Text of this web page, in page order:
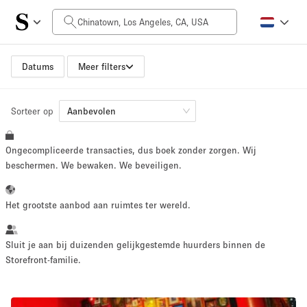
Datums Meer filters
Prijs per dag
$0
Grootte ruimte
100 sq ft 5000+ sq ft
~ 13 mensen
Sorteer op Aanbevolen
Ongecompliceerde transacties, dus boek zonder zorgen. Wij
beschermen. We bewaken. We beveiligen.
Het grootste aanbod aan ruimtes ter wereld.
Sluit je aan bij duizenden gelijkgestemde huurders binnen de
Storefront-familie.